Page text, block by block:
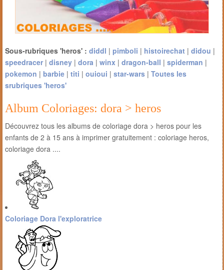
Sous-rubriques 'heros' : diddl | pimboli | histoirechat | didou |
speedracer | disney | dora | winx | dragon-ball | spiderman |
pokemon | barbie | titi | ouioui | star-wars | Toutes les
srubriques 'heros'
Album Coloriages: dora > heros
Découvrez tous les albums de coloriage dora > heros pour les
enfants de 2 à 15 ans à imprimer gratuitement : coloriage heros,
coloriage dora ....
Coloriage Dora l'exploratrice